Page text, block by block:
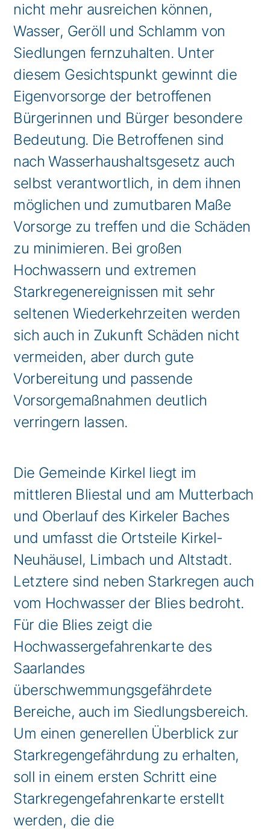
nicht mehr ausreichen können,
Wasser, Geröll und Schlamm von
Siedlungen fernzuhalten. Unter
diesem Gesichtspunkt gewinnt die
Eigenvorsorge der betroffenen
Bürgerinnen und Bürger besondere
Bedeutung. Die Betroffenen sind
nach Wasserhaushaltsgesetz auch
selbst verantwortlich, in dem ihnen
möglichen und zumutbaren Maße
Vorsorge zu treffen und die Schäden
zu minimieren. Bei großen
Hochwassern und extremen
Starkregenereignissen mit sehr
seltenen Wiederkehrzeiten werden
sich auch in Zukunft Schäden nicht
vermeiden, aber durch gute
Vorbereitung und passende
Vorsorgemaßnahmen deutlich
verringern lassen.
Die Gemeinde Kirkel liegt im
mittleren Bliestal und am Mutterbach
und Oberlauf des Kirkeler Baches
und umfasst die Ortsteile Kirkel-
Neuhäusel, Limbach und Altstadt.
Letztere sind neben Starkregen auch
vom Hochwasser der Blies bedroht.
Für die Blies zeigt die
Hochwassergefahrenkarte des
Saarlandes
überschwemmungsgefährdete
Bereiche, auch im Siedlungsbereich.
Um einen generellen Überblick zur
Starkregengefährdung zu erhalten,
soll in einem ersten Schritt eine
Starkregengefahrenkarte erstellt
werden, die die